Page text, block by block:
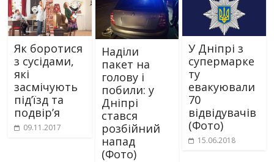
Як боротися
з сусідами,
які
засмічують
під’їзд та
подвір’я
09.11.2017
Наділи
пакет на
голову і
побили: у
Дніпрі
стався
розбійний
напад
(Фото)
У Дніпрі з
супермарке
ту
евакуювали
70
відвідувачів
(Фото)
15.06.2018